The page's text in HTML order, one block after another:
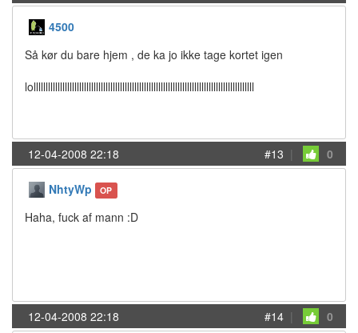
4500
Så kør du bare hjem , de ka jo ikke tage kortet igen
lollllllllllllllllllllllllllllllllllllllllllllllllllllllllllllllllllllllllllllllllllllllllllll
12-04-2008 22:18 #13 | 0
NhtyWp OP
Haha, fuck af mann :D
12-04-2008 22:18 #14 | 0